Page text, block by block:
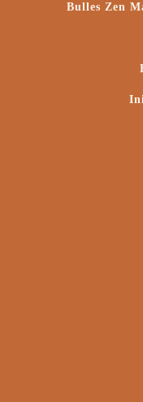
Bulles Zen